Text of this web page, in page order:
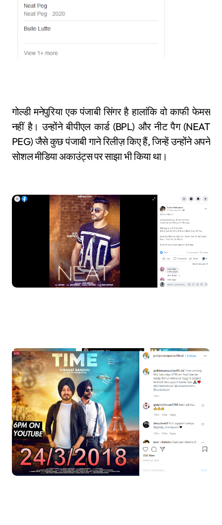
गोल्डी मनेपुरिया एक पंजाबी सिंगर है हालांकि वो काफी फेमस
नहीं है। उन्होंने बीपीएल कार्ड (BPL) और नीट पैग (NEAT
PEG) जैसे कुछ पंजाबी गाने रिलीज़ किए हैं, जिन्हें उन्होंने अपने
सोशल मीडिया अकाउंट्स पर साझा भी किया था।